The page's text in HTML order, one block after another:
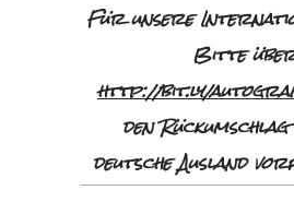
Für unsere
Bitte
http://bit.ly/
den
deutsche Ausland